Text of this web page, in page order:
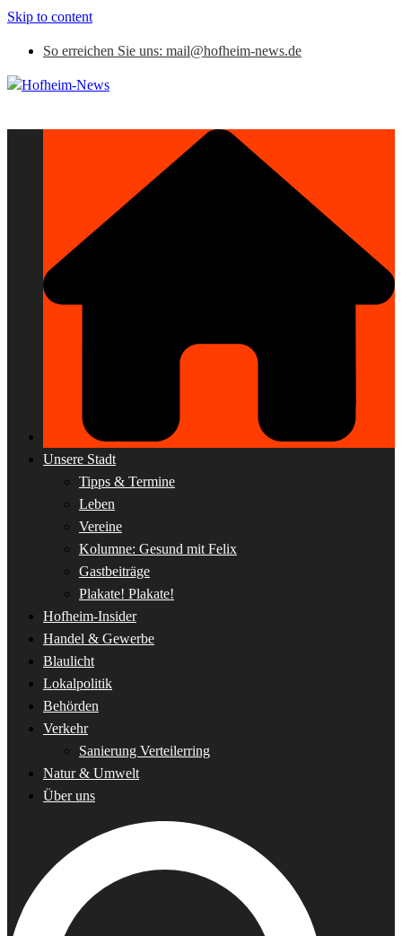
Skip to content
So erreichen Sie uns: mail@hofheim-news.de
Unsere Stadt
Tipps & Termine
Leben
Vereine
Kolumne: Gesund mit Felix
Gastbeiträge
Plakate! Plakate!
Hofheim-Insider
Handel & Gewerbe
Blaulicht
Lokalpolitik
Behörden
Verkehr
Sanierung Verteilerring
Natur & Umwelt
Über uns